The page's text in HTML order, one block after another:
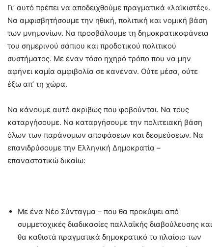
Γι’ αυτό πρέπει να αποδειχθούμε πραγματικά «λαϊκιστές».
Να αμφισβητήσουμε την ηθική, πολιτική και νομική βάση
των μνημονίων. Να προσβάλουμε τη δημοκρατικοφάνεια
του σημερινού σάπιου και προδοτικού πολιτικού
συστήματος. Με έναν τόσο ηχηρό τρόπο που να μην
αφήνει καμία αμφιβολία σε κανέναν. Ούτε μέσα, ούτε
έξω απ’ τη χώρα.
Να κάνουμε αυτό ακριβώς που φοβούνται. Να τους
καταργήσουμε. Να καταργήσουμε την πολιτειακή βάση
όλων των παράνομων αποφάσεων και δεσμεύσεων. Να
επανιδρύσουμε την Ελληνική Δημοκρατία –
επαναστατικώ δικαίω:
Με ένα Νέο Σύνταγμα – που θα προκύψει από
συμμετοχικές διαδικασίες παλλαϊκής διαβούλευσης και
θα καθιστά πραγματικά δημοκρατικό το πλαίσιο των